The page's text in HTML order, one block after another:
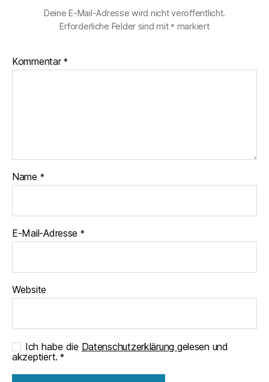
Deine E-Mail-Adresse wird nicht veröffentlicht.
Erforderliche Felder sind mit * markiert
Kommentar*
Name *
E-Mail-Adresse *
Website
Ich habe die Datenschutzerklärung gelesen und
akzeptiert. *